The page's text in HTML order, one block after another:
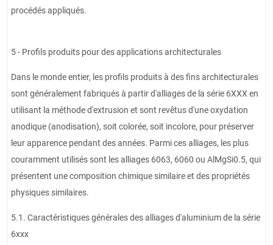
procédés appliqués.
5 - Profils produits pour des applications architecturales
Dans le monde entier, les profils produits à des fins architecturales
sont généralement fabriqués à partir d'alliages de la série 6XXX en
utilisant la méthode d'extrusion et sont revêtus d'une oxydation
anodique (anodisation), soit colorée, soit incolore, pour préserver
leur apparence pendant des années. Parmi ces alliages, les plus
couramment utilisés sont les alliages 6063, 6060 ou AlMgSi0.5, qui
présentent une composition chimique similaire et des propriétés
physiques similaires.
5.1. Caractéristiques générales des alliages d'aluminium de la série
6xxx